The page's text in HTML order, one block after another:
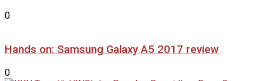
0
Hands on: Samsung Galaxy A5 2017 review
0